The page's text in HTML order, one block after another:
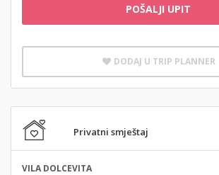
POŠALJI UPIT
DODAJ U TRIP PLANNER
Privatni smještaj
VILA DOLCEVITA